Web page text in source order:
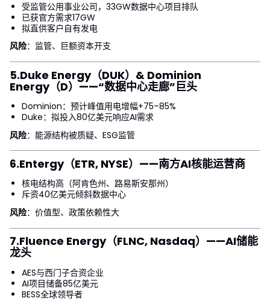
受监管公用事业公司，33GW数据中心项目排队
已获官方需求17GW
拟直供客户自有发电
风险：监管、巨额资本开支
5.Duke Energy（DUK）& Dominion
Energy（D）——“数据中心走廊”巨头
Dominion：预计峰值用电增幅+75–85%
Duke：拟投入80亿美元响应AI需求
风险：能源结构被质疑、ESG监管
6.Entergy（ETR, NYSE） ——南方AI核能运营商
核电结构高（阿肯色州、路易斯安那州）
斥资40亿美元倾斜数据中心
风险：价值型、政策依赖性大
7.Fluence Energy（FLNC, Nasdaq） ——AI储能
龙头
AES与西门子合资企业
AI项目储备85亿美元
BESS全球领导者